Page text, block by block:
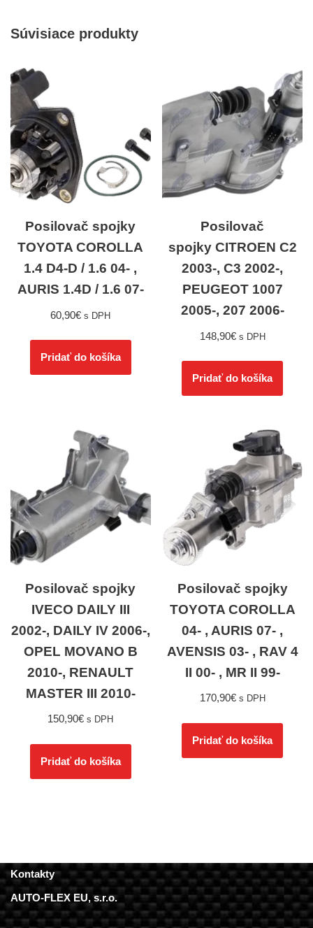
Súvisiace produkty
Posilovač spojky
TOYOTA COROLLA
1.4 D4-D / 1.6 04- ,
AURIS 1.4D / 1.6 07-
60,90€ s DPH
Pridať do košíka
Posilovač
spojky CITROEN C2
2003-, C3 2002-,
PEUGEOT 1007
2005-, 207 2006-
148,90€ s DPH
Pridať do košíka
Posilovač spojky
IVECO DAILY III
2002-, DAILY IV 2006-,
OPEL MOVANO B
2010-, RENAULT
MASTER III 2010-
150,90€ s DPH
Pridať do košíka
Posilovač spojky
TOYOTA COROLLA
04- , AURIS 07- ,
AVENSIS 03- , RAV 4
II 00- , MR II 99-
170,90€ s DPH
Pridať do košíka
Kontakty
AUTO-FLEX EU, s.r.o.